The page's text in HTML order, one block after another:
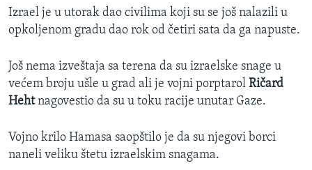
Izrael je u utorak dao civilima koji su se još nalazili u
opkoljenom gradu dao rok od četiri sata da ga napuste.
Još nema izveštaja sa terena da su izraelske snage u
većem broju ušle u grad ali je vojni porptarol Ričard
Hehtnagovestio da su u toku racije unutar Gaze.
Vojno krilo Hamasa saopštilo je da su njegovi borci
naneli veliku štetu izraelskim snagama.